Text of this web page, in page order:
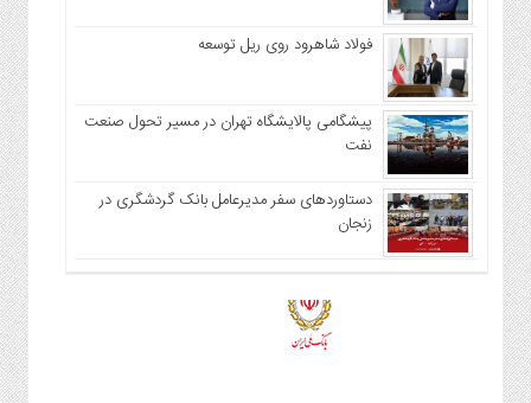
فولاد شاهرود روی ریل توسعه
پیشگامی پالایشگاه تهران در مسیر تحول صنعت
نفت
دستاوردهای سفر مدیرعامل بانک گردشگری در
زنجان